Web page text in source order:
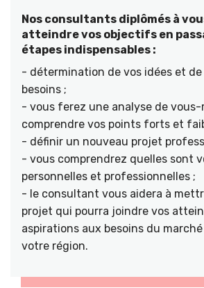
Nos consultants diplômés à
atteindre vos objectifs en
étapes indispensables :
- détermination de vos idées et de
besoins ;
- vous ferez une analyse de vous-
comprendre vos points forts et
- définir un nouveau projet
- vous comprendrez quelles sont
personnelles et professionnelles ;
- le consultant vous aidera à
projet qui pourra joindre vos
aspirations aux besoins du
votre région.